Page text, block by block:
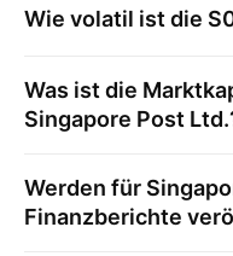
Wie volatil ist die
Was ist die
Singapore Post Ltd.
Werden für
Finanzberichte